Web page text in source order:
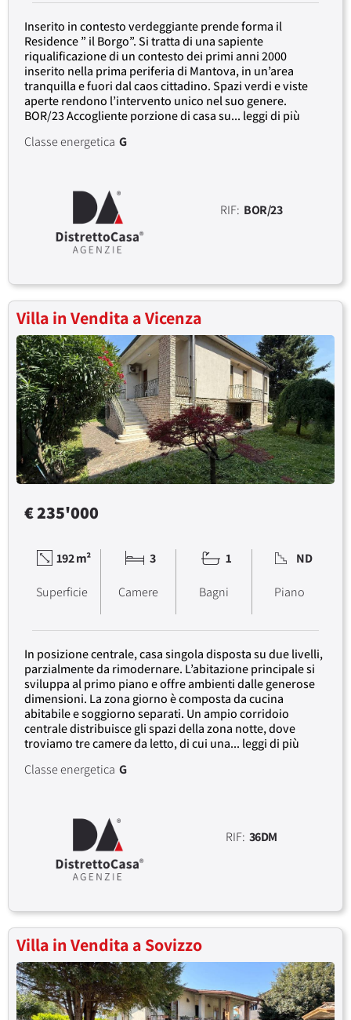
Inserito in contesto verdeggiante prende forma il
Residence ” il Borgo”. Si tratta di una sapiente
riqualificazione di un contesto dei primi anni 2000
inserito nella prima periferia di Mantova, in un’area
tranquilla e fuori dal caos cittadino. Spazi verdi e viste
aperte rendono l’intervento unico nel suo genere.
BOR/23 Accogliente porzione di casa su... leggi di più
RIF: BOR/23
Classe energetica G
Villa in Vendita a Vicenza
€ 235'000
192 m²
Superficie
3
Camere
1
Bagni
ND
Piano
In posizione centrale, casa singola disposta su due livelli,
parzialmente da rimodernare. L’abitazione principale si
sviluppa al primo piano e offre ambienti dalle generose
dimensioni. La zona giorno è composta da cucina
abitabile e soggiorno separati. Un ampio corridoio
centrale distribuisce gli spazi della zona notte, dove
troviamo tre camere da letto, di cui una... leggi di più
RIF: 36DM
Classe energetica G
Villa in Vendita a Sovizzo